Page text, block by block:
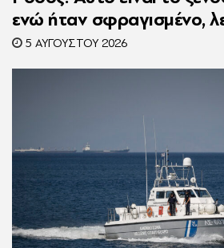
ενώ ήταν σφραγισμένο,
κανονικά με 216 πελάτες
συνιδιοκτήτρια
5 ΑΥΓΟΎΣΤΟΥ 2026